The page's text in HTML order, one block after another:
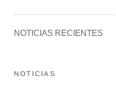
NOTICIAS RECIENTES
NOTICIAS